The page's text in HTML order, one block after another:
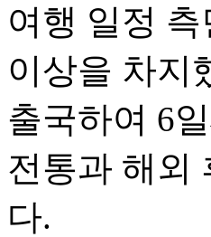
여행 일정
이상을 차지
출국하여 6
전통과 해외
다.